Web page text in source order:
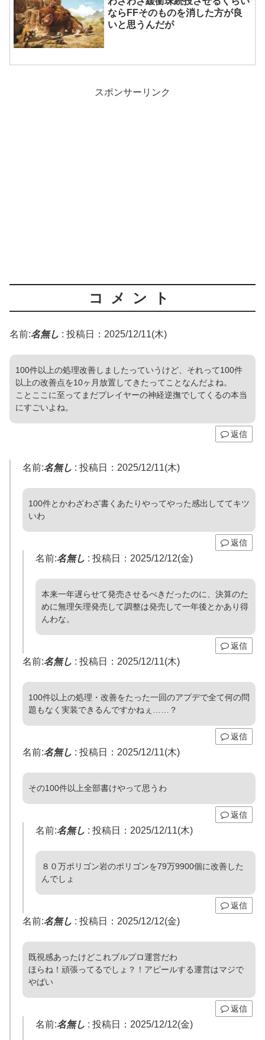
ならFFそのものを消した方が良
いと思うんだが
スポンサーリンク
コメント
名前:名無し : 投稿日：2025/12/11(木)
100件以上の処理改善しましたっていうけど、それって100件
以上の改善点を10ヶ月放置してきたってことなんだよね。
ことここに至ってまだプレイヤーの神経逆撫でしてくるの本当
にすごいよね。
返信
名前:名無し : 投稿日：2025/12/11(木)
100件とかわざわざ書くあたりやってやった感出しててキツ
いわ
返信
名前:名無し : 投稿日：2025/12/12(金)
本来一年遅らせて発売させるべきだったのに、決算のた
めに無理矢理発売して調整は発売して一年後とかあり得
んわな。
返信
名前:名無し : 投稿日：2025/12/11(木)
100件以上の処理・改善をたった一回のアプデで全て何の問
題もなく実装できるんですかねぇ……？
返信
名前:名無し : 投稿日：2025/12/11(木)
その100件以上全部書けやって思うわ
返信
名前:名無し : 投稿日：2025/12/11(木)
８０万ポリゴン岩のポリゴンを79万9900個に改善した
んでしょ
返信
名前:名無し : 投稿日：2025/12/12(金)
既視感あったけどこれブルプロ運営だわ
ほらね！頑張ってるでしょ？！アピールする運営はマジで
やばい
返信
名前:名無し : 投稿日：2025/12/12(金)